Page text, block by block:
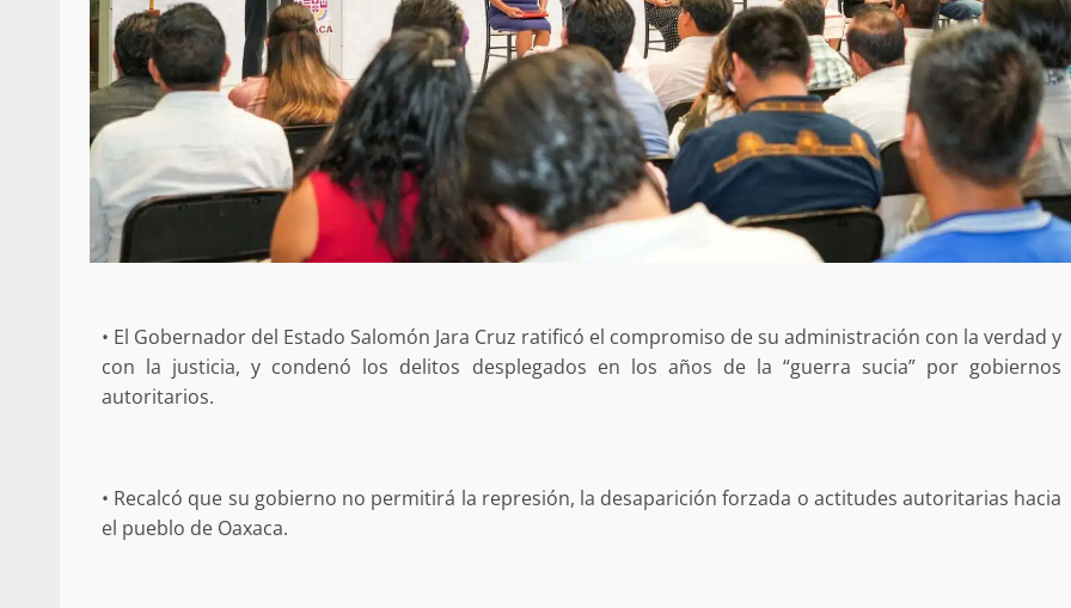
• El Gobernador del Estado Salomón Jara Cruz ratificó el compromiso de su administración con la verdad y
con la justicia, y condenó los delitos desplegados en los años de la “guerra sucia” por gobiernos
autoritarios.
• Recalcó que su gobierno no permitirá la represión, la desaparición forzada o actitudes autoritarias hacia
el pueblo de Oaxaca.
Respaldar la Reforma Electoral es estar del
lado del pueblo: Tania Caballero
Escuela Secundaria General Moisés Sáenz
Garza